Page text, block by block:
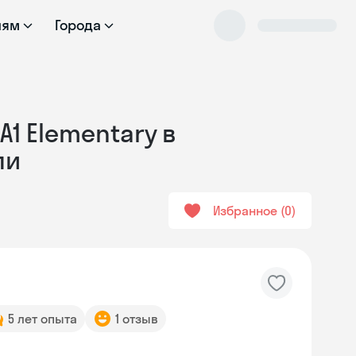
Города
Elementary в
Избранное 0
5 лет опыта 1 отзыв